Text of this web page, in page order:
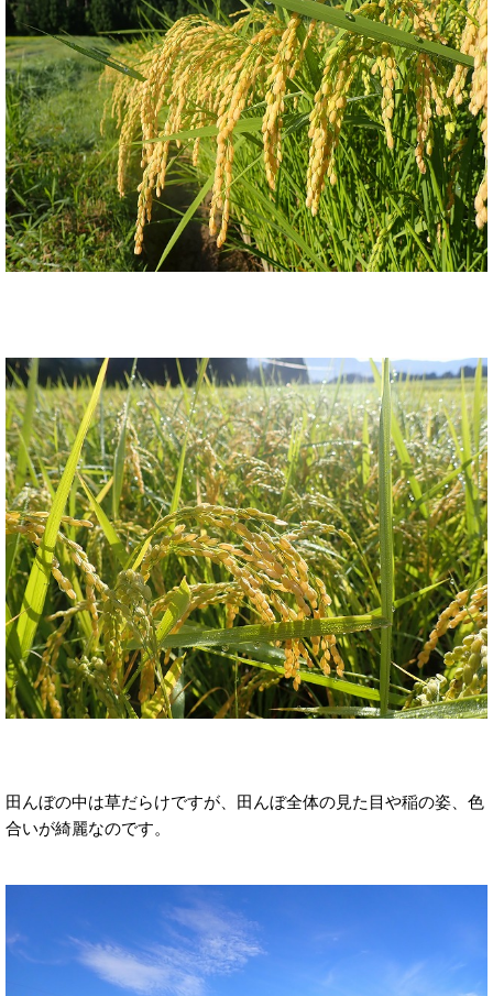
田んぼの中は草だらけですが、田んぼ全体の見た目や稲の姿、色
合いが綺麗なのです。